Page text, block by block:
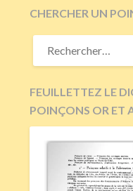
CHERCHER UN
RECHERCHER :
FEUILLETTEZ LE
POINÇONS OR ET